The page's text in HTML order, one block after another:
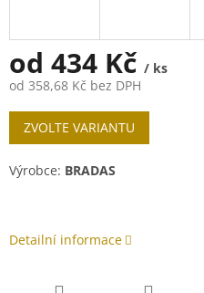
od 434 Kč / ks
od 358,68 Kč bez DPH
Měrná
cena:
ZVOLTE VARIANTU
Výrobce: BRADAS
Detailní informace